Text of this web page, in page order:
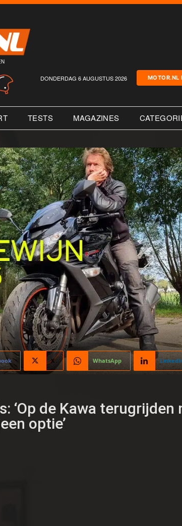
DONDERDAG 6 AUGUSTUS 2026 MOTOR.NL
TESTS MAGAZINES
X WhatsApp
‘Op de Kawa terugrijden
optie’